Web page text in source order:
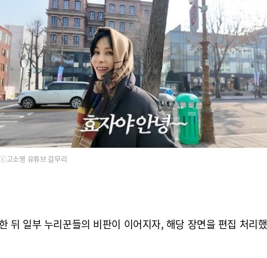
ⓒ고소영 유튜브 갈무리
뒤 일부 누리꾼들의 비판이 이어지자, 해당 장면을 편집 처리